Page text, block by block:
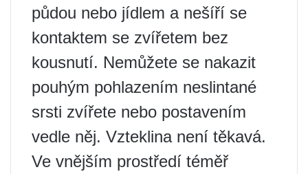
půdou nebo jídlem a nešíří se
kontaktem se zvířetem bez
kousnutí. Nemůžete se nakazit
pouhým pohlazením neslintané
srsti zvířete nebo postavením
vedle něj. Vzteklina není těkavá.
Ve vnějším prostředí téměř